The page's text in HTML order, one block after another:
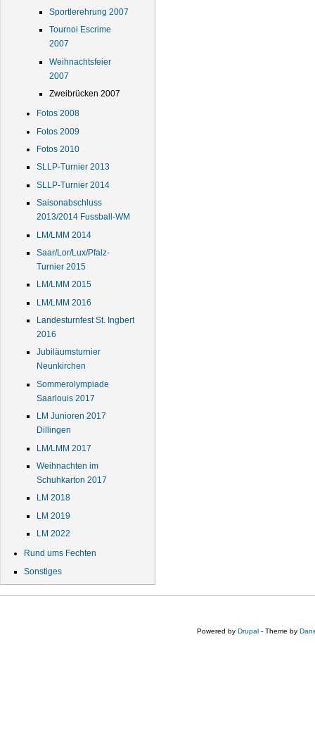
Sportlerehrung 2007
Tournoi Escrime
2007
Weihnachtsfeier
2007
Zweibrücken 2007
Fotos 2008
Fotos 2009
Fotos 2010
SLLP-Turnier 2013
SLLP-Turnier 2014
Saisonabschluss
2013/2014 Fussball-WM
LM/LMM 2014
Saar/Lor/Lux/Pfalz-
Turnier 2015
LM/LMM 2015
LM/LMM 2016
Landesturnfest St. Ingbert
2016
Jubiläumsturnier
Neunkirchen
Sommerolympiade
Saarlouis 2017
LM Junioren 2017
Dillingen
LM/LMM 2017
Weihnachten im
Schuhkarton 2017
LM 2018
LM 2019
LM 2022
Rund ums Fechten
Sonstiges
Powered byDrupal - Theme by